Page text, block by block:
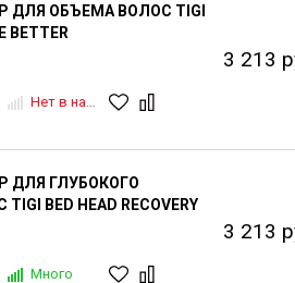
ДЛЯ ОБЪЕМА ВОЛОС TIGI
BETTER
Нет в наличии
3 213
ДЛЯ ГЛУБОКОГО
BED HEAD RECOVERY
Много
3 213